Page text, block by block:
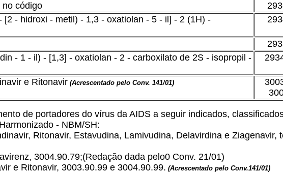
no código
- hidroxi - metil) - 1,3 - oxatiolan - 5 - il] - 2 (1H) -
- 1 - il) - [1,3] - oxatiolan - 2 - carboxilato de 2S - isopropil -
e Ritonavir (Acrescentado pelo Conv. 141/01)
de portadores do vírus da AIDS a seguir indicados,
- NBM/SH:
Ritonavir, Estavudina, Lamivudina, Delavirdina e Ziagenavir,
3004.90.79;(Redação dada pelo0 Conv. 21/01)
e Ritonavir, 3003.90.99 e 3004.90.99. (Acrescentado pelo Conv.141/01)